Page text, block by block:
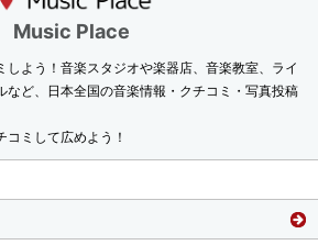
Music Place
しよう！音楽スタジオや楽器店、音楽教室、ライ
など、日本全国の音楽情報・クチコミ・写真投稿
ミして広めよう！